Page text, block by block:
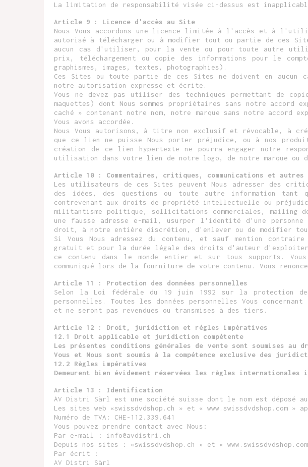
La limitation de responsabilité visée ci-dessus est
Article 9 : Licence d'accès au Site
Nous Vous accordons une licence limitée à l'accès et à
autorisé à télécharger ou à modifier tout ou partie de ces
aucun cas d'utiliser, pour la vente ou pour toute autre
prix, téléchargement ou copie des informations pour le
graphismes, images, textes, photographies).
Ces Sites ou toute partie de ces Sites ne doivent en aucun
notre autorisation expresse et écrite.
Vous ne devez pas utiliser des techniques permettant de
maquettes) dont Nous sommes propriétaires sans notre
caché » contenant notre nom, notre marque sans notre
Vous avons accordée.
Nous Vous autorisons, à titre non exclusif et révocable, à
que ce lien ne puisse Nous porter préjudice, ou à nos
création de ce lien hypertexte ne pourra engager notre
utilisation dans votre lien de notre logo, de notre marque ou
Article 10 : Commentaires, critiques, communications et autres
Les utilisateurs de ces Sites peuvent Nous adresser des
des idées, des questions ou toute autre information tant
contrevenant aux droits de propriété intellectuelle ou
militantisme politique, sollicitations commerciales, mailing
une fausse adresse e-mail, usurper l'identité d'une
droit, à notre entière discrétion, d'enlever ou de modifier
Si Vous Nous adressez du contenu, et sauf mention
gratuit et pour la durée légale des droits d'auteur
ce contenu dans le monde entier et sur tous supports.
communiqué lors de la fourniture de votre contenu. Vous
Article 11 : Protection des données personnelles
Selon la Loi fédérale du 19 juin 1992 sur la protection des
personnelles. Toutes les données personnelles Vous
et ne seront pas revendues ou transmises à des tiers.
Article 12 : Droit, juridiction et régles impératives
12.1 Droit applicable et juridiction compétente
Les présentes conditions générales de vente sont soumises
Vous et Nous sont soumis à la compétence exclusive des
12.2 Règles impératives
Demeurent bien évidement réservées les règles internationales
Article 13 : Identification
AV Distri Sàrl est une société suisse dont le nom est déposé au
Les sites web «swissdvdshop.ch » et « www.swissdvdshop.com
Numéro de TVA: CHE-112.339.641
Vous pouvez prendre contact avec Nous:
Par e-mail : info@avdistri.ch
Depuis nos sites : «swissdvdshop.ch » et «
Par écrit :
AV Distri Sàrl